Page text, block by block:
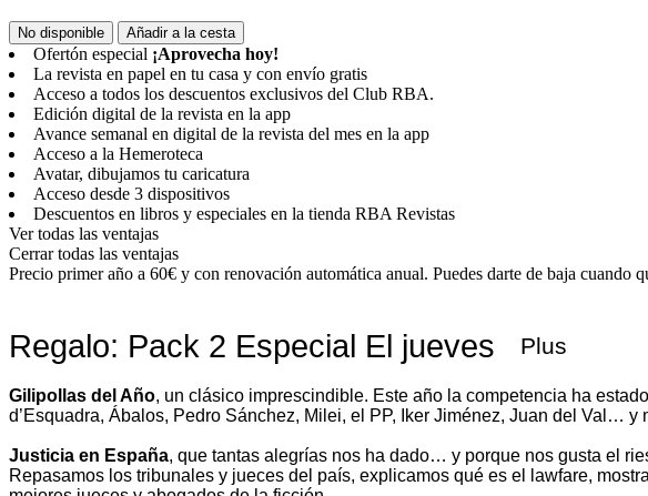
No disponible Añadir a la cesta
Ofertón especial ¡Aprovecha hoy!
La revista en papel en tu casa y con envío gratis
Acceso a todos los descuentos exclusivos del Club RBA.
Edición digital de la revista en la app
Avance semanal en digital de la revista del mes en la app
Acceso a la Hemeroteca
Avatar, dibujamos tu caricatura
Acceso desde 3 dispositivos
Descuentos en libros y especiales en la tienda RBA Revistas
Ver todas las ventajas
Cerrar todas las ventajas
Precio primer año a 60€ y con renovación automática anual. Puedes darte de baja cuando
Regalo: Pack 2 Especial El jueves Plus
Gilipollas del Año, un clásico imprescindible. Este año la competencia ha
d’Esquadra, Ábalos, Pedro Sánchez, Milei, el PP, Iker Jiménez, Juan del Val…
Justicia en España, que tantas alegrías nos ha dado… y porque nos gusta el
Repasamos los tribunales y jueces del país, explicamos qué es el lawfare,